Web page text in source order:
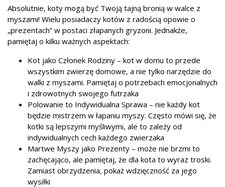
Absolutnie, koty mogą być Twoją tajną bronią w walce z
myszami! Wielu posiadaczy kotów z radością opowie o
„prezentach” w postaci złapanych gryzoni. Jednakże,
pamiętaj o kilku ważnych aspektach:
Kot jako Członek Rodziny – kot w domu to przede
wszystkim zwierzę domowe, a nie tylko narzędzie do
walki z myszami. Pamiętaj o potrzebach emocjonalnych
i zdrowotnych swojego futrzaka
Polowanie to Indywidualna Sprawa – nie każdy kot
będzie mistrzem w łapaniu myszy. Często mówi się, że
kotki są lepszymi myśliwymi, ale to zależy od
indywidualnych cech każdego zwierzaka
Martwe Myszy jako Prezenty – może nie brzmi to
zachęcająco, ale pamiętaj, że dla kota to wyraz troski.
Zamiast obrzydzenia, pokaż wdzięczność za jego
wysiłki